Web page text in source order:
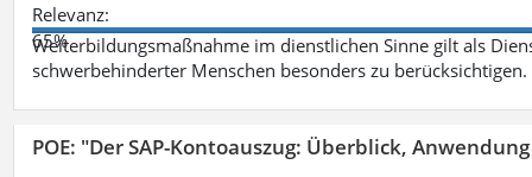
Relevanz:
65%
Weiterbildungsmaßnahme im dienstlichen Sinne gilt als
schwerbehinderter Menschen besonders zu berücksichtigen.
POE: "Der SAP-Kontoauszug: Überblick,